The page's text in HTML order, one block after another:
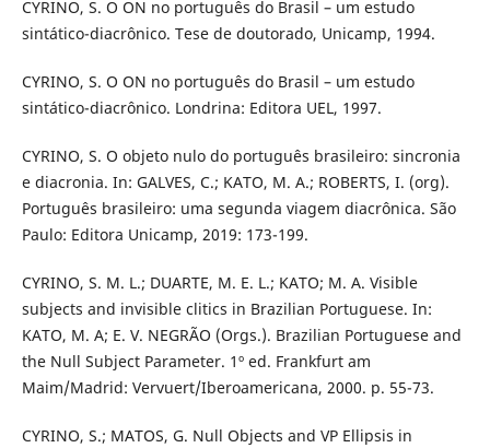
CYRINO, S. O ON no português do Brasil – um estudo
sintático-diacrônico. Tese de doutorado, Unicamp, 1994.
CYRINO, S. O ON no português do Brasil – um estudo
sintático-diacrônico. Londrina: Editora UEL, 1997.
CYRINO, S. O objeto nulo do português brasileiro: sincronia
e diacronia. In: GALVES, C.; KATO, M. A.; ROBERTS, I. (org).
Português brasileiro: uma segunda viagem diacrônica. São
Paulo: Editora Unicamp, 2019: 173-199.
CYRINO, S. M. L.; DUARTE, M. E. L.; KATO; M. A. Visible
subjects and invisible clitics in Brazilian Portuguese. In:
KATO, M. A; E. V. NEGRÃO (Orgs.). Brazilian Portuguese and
the Null Subject Parameter. 1º ed. Frankfurt am
Maim/Madrid: Vervuert/Iberoamericana, 2000. p. 55-73.
CYRINO, S.; MATOS, G. Null Objects and VP Ellipsis in